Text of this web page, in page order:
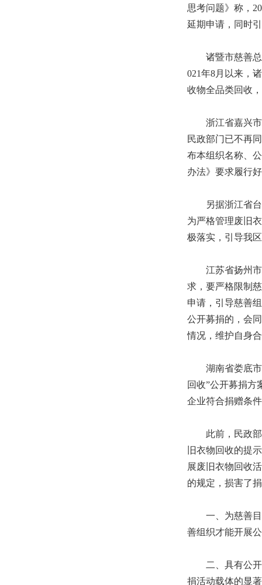
思考问题》称，
延期申请，同时
诸暨市慈善总会
021年8月以来，
收物全品类回收
浙江省嘉兴市
民政部门已不再
布本组织名称、
办法》要求履行
另据浙江省台
为严格管理废旧
极落实，引导我
江苏省扬州市
求，要严格限制
申请，引导慈善
公开募捐的，会
情况，维护自身
湖南省娄底市民
回收”公开募捐方
企业符合捐赠条
此前，民政部
旧衣物回收的提
展废旧衣物回收
的规定，损害了
一、为慈善目
善组织才能开展
二、具有公开
捐活动载体的显